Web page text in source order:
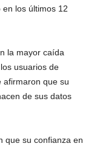
los últimos 12
la mayor caída
usuarios de
afirmaron que su
de sus datos
que su confianza en